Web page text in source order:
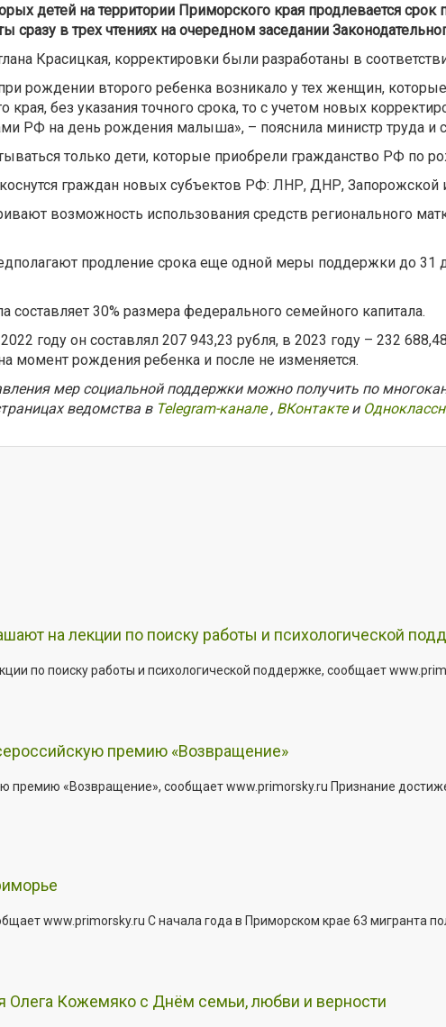
детей на территории Приморского края продлевается
сразу в трех чтениях на очередном заседании
Красицкая, корректировки были разработаны в
рождении второго ребенка возникало у тех женщин,
края, без указания точного срока, то с учетом новых
РФ на день рождения малыша», – пояснила министр труда и
только дети, которые приобрели гражданство РФ по
граждан новых субъектов РФ: ЛНР, ДНР, Запорожской
возможность использования средств регионального
продление срока еще одной меры поддержки до
составляет 30% размера федерального семейного капитала.
году он составлял 207 943,23 рубля, в 2023 году – 232
момент рождения ребенка и после не изменяется.
мер социальной поддержки можно получить по
ведомства в Telegram-канале, ВКонтакте и
на лекции по поиску работы и психологической
по поиску работы и психологической поддержке, сообщает
премию «Возвращение»
премию «Возвращение», сообщает www.primorsky.ru Признание
www.primorsky.ru С начала года в Приморском крае 63 мигранта
Олега Кожемяко с Днём семьи, любви и верности